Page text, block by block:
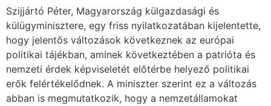
Szijjártó Péter, Magyarország külgazdasági és
külügyminisztere, egy friss nyilatkozatában kijelentette,
hogy jelentős változások következnek az európai
politikai tájékban, aminek következtében a patrióta és
nemzeti érdek képviseletét előtérbe helyező politikai
erők felértékelődnek. A miniszter szerint ez a változás
abban is megmutatkozik, hogy a nemzetállamokat